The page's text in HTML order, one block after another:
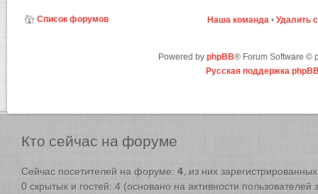
Список форумов Наша команда • Удалить
Powered by phpBB® Forum Software ©
Русская поддержка
Кто сейчас на форуме
Сейчас посетителей на форуме: 4 , из них
0 скрытых и гостей: 4 (основано на активности пользователей